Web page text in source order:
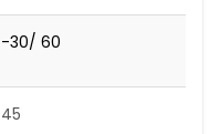
-30/ 60
45